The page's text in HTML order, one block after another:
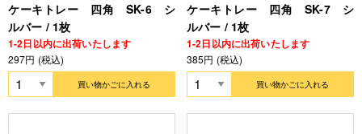
ケーキトレー 四角 SK-6 シ
ルバー / 1枚
1-2日以内に出荷いたします
297円 (税込)
買い物かごに入れる
ケーキトレー 四角 SK-7 シ
ルバー / 1枚
1-2日以内に出荷いたします
385円 (税込)
買い物かごに入れる